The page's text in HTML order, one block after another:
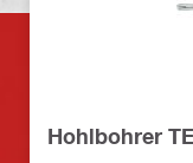
Hohlbohrer